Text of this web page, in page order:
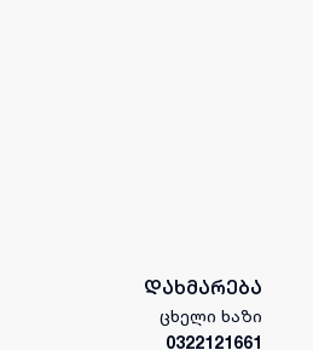
დახმარება
ცხელი ხაზი
0322121661